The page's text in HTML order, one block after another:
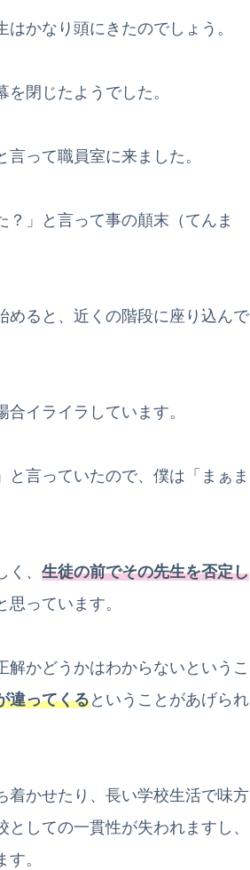
かなり頭にきたのでしょう。
閉じたようでした。
って職員室に来ました。
」と言って事の顛末（てんま
めると、近くの階段に座り込んで
イライラしています。
言っていたので、僕は「まぁま
、 生徒の前でその先生を否定し
思っています。
かどうかはわからないというこ
違ってくるということがあげられ
着かせたり、長い学校生活で味方
しての一貫性が失われますし、
。